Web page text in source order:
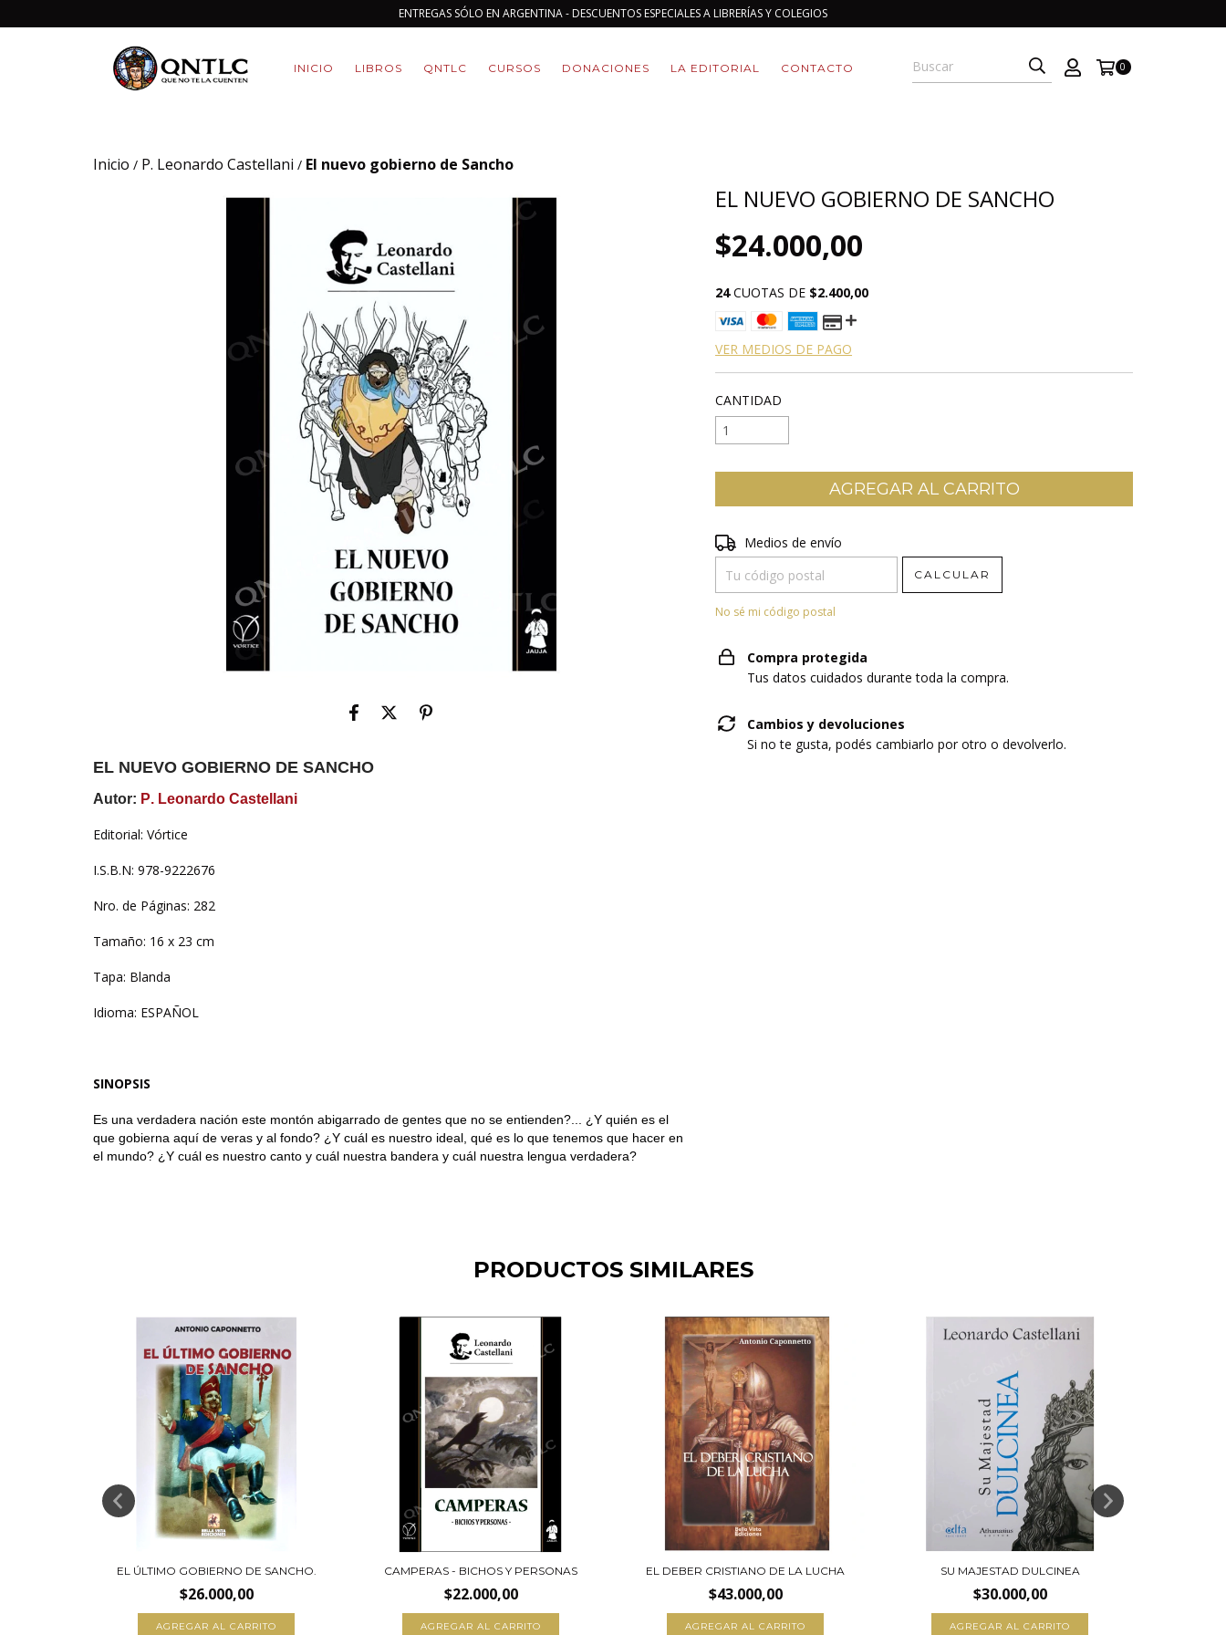
ENTREGAS SÓLO EN ARGENTINA - DESCUENTOS ESPECIALES A LIBRERÍAS Y COLEGIOS
INICIO LIBROS QNTLC CURSOS DONACIONES LA EDITORIAL CONTACTO 0
Inicio / P. Leonardo Castellani / El nuevo gobierno de Sancho
EL NUEVO GOBIERNO DE SANCHO
Autor: P. Leonardo Castellani
Editorial: Vórtice
I.S.B.N: 978-9222676
Nro. de Páginas: 282
Tamaño: 16 x 23 cm
Tapa: Blanda
Idioma: ESPAÑOL
SINOPSIS
Es una verdadera nación este montón abigarrado de gentes que no se entienden?... ¿Y quién es el
que gobierna aquí de veras y al fondo? ¿Y cuál es nuestro ideal, qué es lo que tenemos que hacer en
el mundo? ¿Y cuál es nuestro canto y cuál nuestra bandera y cuál nuestra lengua verdadera?
EL NUEVO GOBIERNO DE SANCHO
$24.000,00
24 CUOTAS DE $2.400,00
VER MEDIOS DE PAGO
CANTIDAD
Entregas para el CP:
Medios de envío
CALCULAR
No sé mi código postal
Compra protegida
Tus datos cuidados durante toda la compra.
Cambios y devoluciones
Si no te gusta, podés cambiarlo por otro o devolverlo.
PRODUCTOS SIMILARES
EL ÚLTIMO GOBIERNO DE SANCHO.
$26.000,00
CAMPERAS - BICHOS Y PERSONAS
$22.000,00
AGREGAR AL CARRITO
EL DEBER CRISTIANO DE LA LUCHA
$43.000,00
SU MAJESTAD DULCINEA
$30.000,00